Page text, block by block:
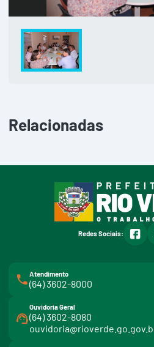
Relacionadas
Redes Sociais:
Atendimento
(64) 3602-8000
Ouvidoria Geral
(64) 3602-8080